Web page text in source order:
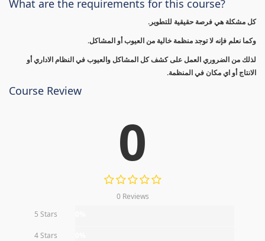
What are the requirements for this course?
كل مشكلة هي فرصة حقيقية للتطوير.
وكما نعلم فإنه لا توجد منظمة خالية من العيوب أو المشاكل.
لذلك من الضروري العمل على كشف كل المشاكل والعيوب في النظام الاداري أو
الانتاج أو اي مكان في المنظمة.
Course Review
0
0 Reviews
5 Stars
4 Stars